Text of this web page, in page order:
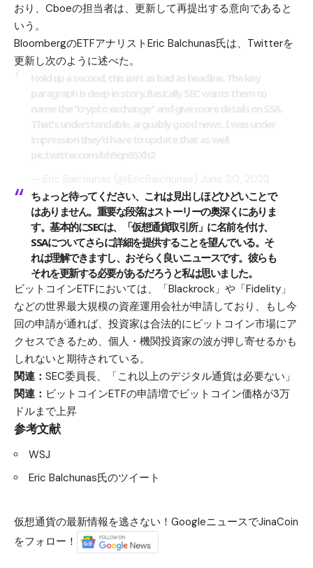
おり、Cboeの担当者は、更新して再提出する意向であると
いう。
BloombergのETFアナリストEric Balchunas氏は、Twitterを
更新し次のように述べた。
ちょっと待ってください、これは見出しほどひどいことで
はありません。重要な段落はストーリーの奥深くにありま
す。基本的にSECは、「仮想通貨取引所」に名前を付け、
SSAについてさらに詳細を提供することを望んでいる。そ
れは理解できますし、おそらく良いニュースです。彼らも
それを更新する必要があるだろうと私は思いました。
ビットコインETFにおいては、「Blackrock」や「Fidelity」
などの世界最大規模の資産運用会社が申請しており、もし今
回の申請が通れば、投資家は合法的にビットコイン市場にア
クセスできるため、個人・機関投資家の波が押し寄せるかも
しれないと期待されている。
関連： SEC委員長、「これ以上のデジタル通貨は必要ない」
関連： ビットコインETFの申請増でビットコイン価格が3万
ドルまで上昇
参考文献
WSJ
Eric Balchunas氏のツイート
仮想通貨の最新情報を逃さない！GoogleニュースでJinaCoin
をフォロー！